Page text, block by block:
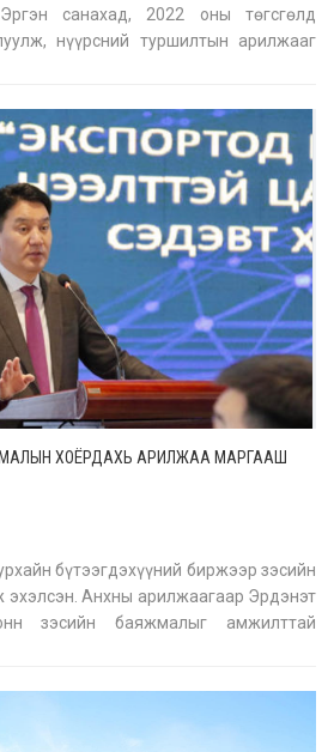
санахад, 2022 оны төгсгөлд
нүүрсний туршилтын арилжааг
ХОЁРДАХЬ АРИЛЖАА МАРГААШ
бүтээгдэхүүний биржээр зэсийн
Анхны арилжаагаар Эрдэнэт
зэсийн баяжмалыг амжилттай
мянган ам.долл